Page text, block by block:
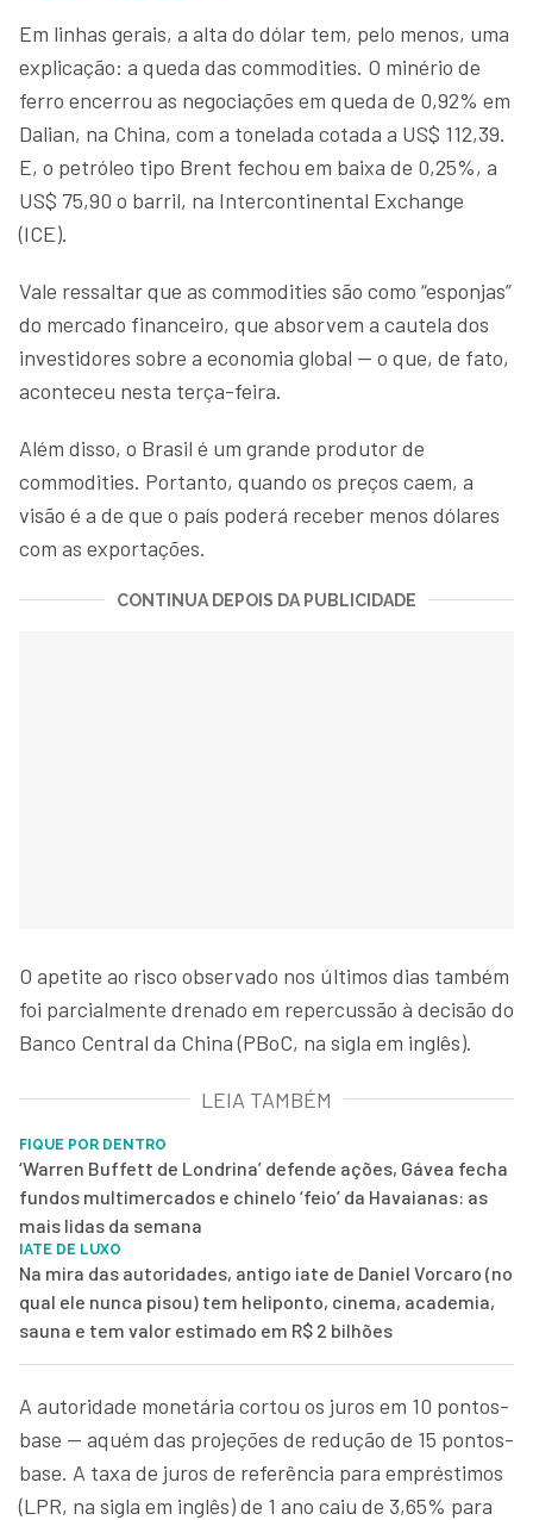
Em linhas gerais, a alta do dólar tem, pelo menos, uma
explicação: a queda das commodities. O minério de
ferro encerrou as negociações em queda de 0,92% em
Dalian, na China, com a tonelada cotada a US$ 112,39.
E, o petróleo tipo Brent fechou em baixa de 0,25%, a
US$ 75,90 o barril, na Intercontinental Exchange
(ICE).
Vale ressaltar que as commodities são como “esponjas”
do mercado financeiro, que absorvem a cautela dos
investidores sobre a economia global — o que, de fato,
aconteceu nesta terça-feira.
Além disso, o Brasil é um grande produtor de
commodities. Portanto, quando os preços caem, a
visão é a de que o país poderá receber menos dólares
com as exportações.
CONTINUA DEPOIS DA PUBLICIDADE
O apetite ao risco observado nos últimos dias também
foi parcialmente drenado em repercussão à decisão do
Banco Central da China (PBoC, na sigla em inglês).
LEIA TAMBÉM
FIQUE POR DENTRO
‘Warren Buffett de Londrina’ defende ações, Gávea fecha
fundos multimercados e chinelo ‘feio’ da Havaianas: as
mais lidas da semana
IATE DE LUXO
Na mira das autoridades, antigo iate de Daniel Vorcaro (no
qual ele nunca pisou) tem heliponto, cinema, academia,
sauna e tem valor estimado em R$ 2 bilhões
A autoridade monetária cortou os juros em 10 pontos-
base — aquém das projeções de redução de 15 pontos-
base. A taxa de juros de referência para empréstimos
(LPR, na sigla em inglês) de 1 ano caiu de 3,65% para